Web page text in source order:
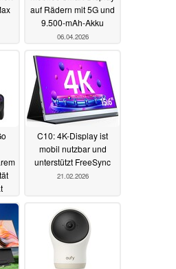
ZTE FreeScreen F10:
Mobiles Smart-Display
auf Rädern mit 5G und
9.500-mAh-Akku
06.04.2026
mobil nutzbar und
unterstützt FreeSync
21.02.2026